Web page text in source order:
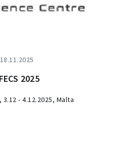
18.11.2025
2025
- 4.12.2025, Malta